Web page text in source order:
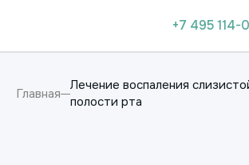
+7 495 114-
Главная
Лечение воспаления
полости рта